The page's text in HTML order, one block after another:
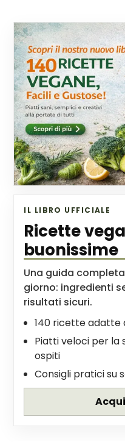
IL LIBRO UFFICIALE
Ricette
buonissime
Una guida
giorno: ingredienti
risultati sicuri.
140 ricette adatte
Piatti veloci per la
ospiti
Consigli pratici su